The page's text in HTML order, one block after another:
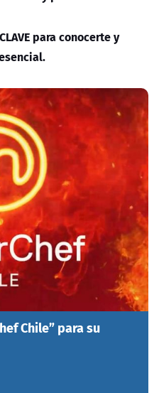
CLAVE para conocerte y
Chile” para su